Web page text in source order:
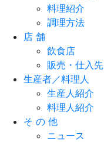
料理紹介
調理方法
店 舗
飲食店
販売・仕入先
生産者／料理人
生産人紹介
料理人紹介
そ の 他
ニュース